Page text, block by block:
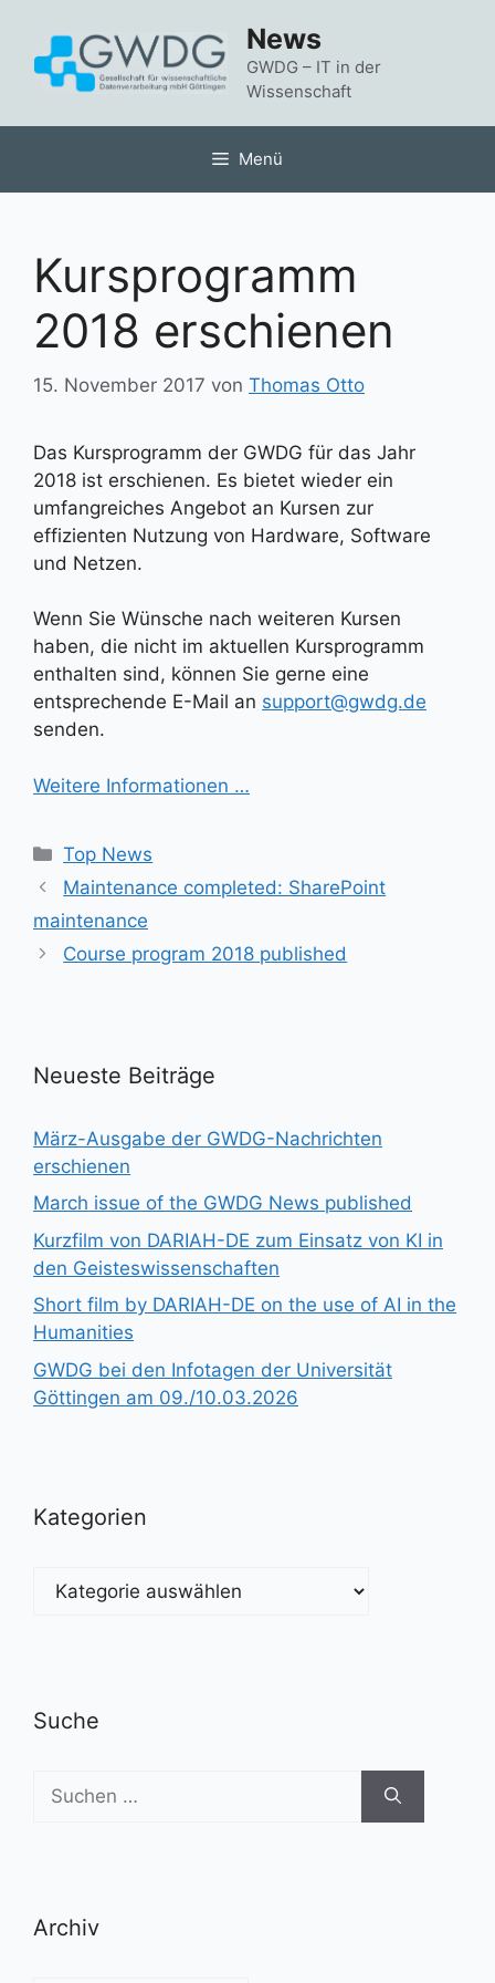
springen
News
GWDG – IT in der
Wissenschaft
Menü
Kursprogramm
2018 erschienen
15. November 2017 von Thomas Otto
Das Kursprogramm der GWDG für das Jahr
2018 ist erschienen. Es bietet wieder ein
umfangreiches Angebot an Kursen zur
effizienten Nutzung von Hardware, Software
und Netzen.
Wenn Sie Wünsche nach weiteren Kursen
haben, die nicht im aktuellen Kursprogramm
enthalten sind, können Sie gerne eine
entsprechende E-Mail an support@gwdg.de
senden.
Weitere Informationen …
Kategorien
Top News
Maintenance completed: SharePoint
maintenance
Course program 2018 published
Neueste Beiträge
März-Ausgabe der GWDG-Nachrichten
erschienen
March issue of the GWDG News published
Kurzfilm von DARIAH-DE zum Einsatz von KI in
den Geisteswissenschaften
Short film by DARIAH-DE on the use of AI in the
Humanities
GWDG bei den Infotagen der Universität
Göttingen am 09./10.03.2026
Kategorien
Kategorien
Suche
nach:
Archiv